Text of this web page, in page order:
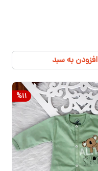
افزودن به سبد
%11